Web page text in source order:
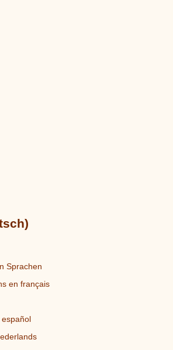
Sprachen
en français